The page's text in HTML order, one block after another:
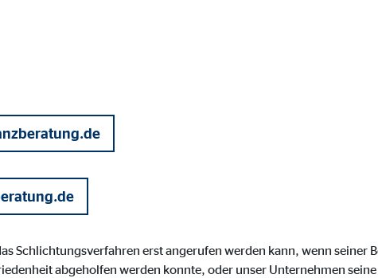
Schlichtungsverfahren erst angerufen werden kann, wenn seiner
abgeholfen werden konnte, oder unser Unternehmen
Ltd.
Google Ireland Ltd.
jwplayer